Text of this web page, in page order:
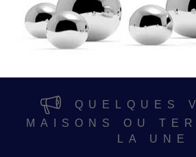
QUELQUES
MAISONS OU
LA UNE